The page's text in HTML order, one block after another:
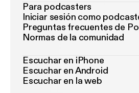
Para podcasters
Iniciar sesión como
Preguntas frecuentes de
Normas de la comunidad
Escuchar en iPhone
Escuchar en Android
Escuchar en la web